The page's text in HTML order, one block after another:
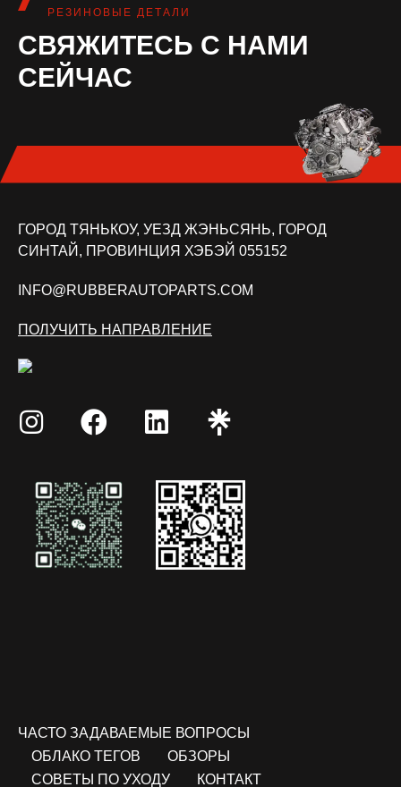
РЕЗИНОВЫЕ ДЕТАЛИ
СВЯЖИТЕСЬ С НАМИ
СЕЙЧАС
ГОРОД ТЯНЬКОУ, УЕЗД ЖЭНЬСЯНЬ, ГОРОД
СИНТАЙ, ПРОВИНЦИЯ ХЭБЭЙ 055152
INFO@RUBBERAUTOPARTS.COM
ПОЛУЧИТЬ НАПРАВЛЕНИЕ
ЧАСТО ЗАДАВАЕМЫЕ ВОПРОСЫ
ОБЛАКО ТЕГОВ
ОБЗОРЫ
СОВЕТЫ ПО УХОДУ
КОНТАКТ